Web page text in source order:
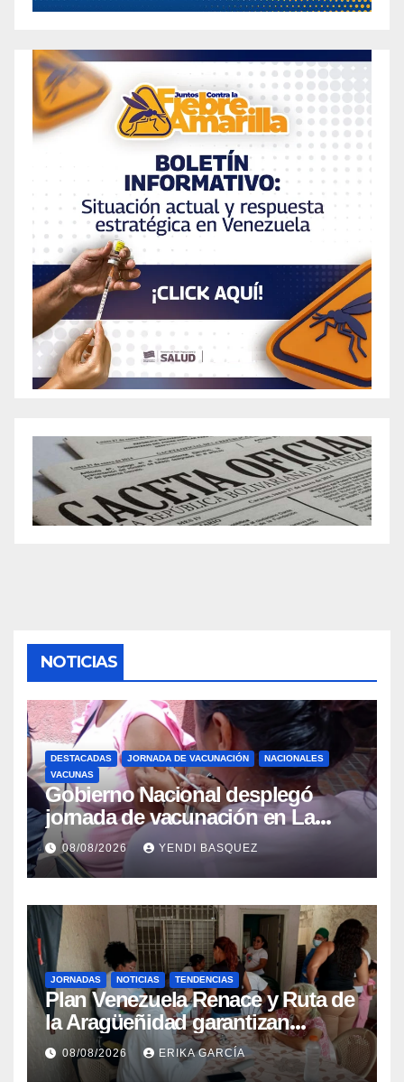
NOTICIAS
DESTACADAS JORNADA DE VACUNACIÓN
NACIONALES
VACUNAS
Gobierno Nacional desplegó
jornada de vacunación en La
Guaira para garantizar protección
epidemiológica
08/08/2026 YENDI BASQUEZ
JORNADAS NOTICIAS TENDENCIAS
Plan Venezuela Renace y Ruta de
la Aragüeñidad garantizan
atención médica integral en
Aragua
08/08/2026 ERIKA GARCÍA